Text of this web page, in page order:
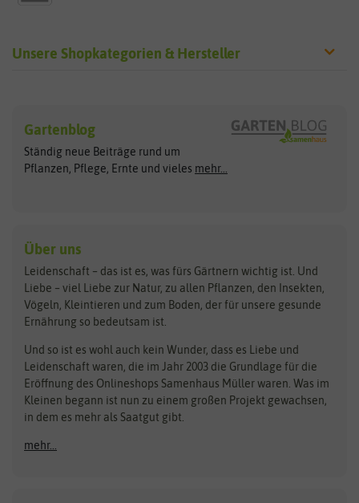
Unsere Shopkategorien & Hersteller
Exotische Samen
Gemüsesamen
Gründünger
Kräutersamen
Obstsamen
Pilzbrut
Rasensamen
Steckzwiebeln
Zimmer & Kübelpflanzen
Kataloge
Schnäppchen
Anzucht & Gartenzubehör
Anzuchtschalen
Arche Noah
ASB Greenworld
Benary
Bingenheimer Saatgut
Bionana
BIOWOL
Blumicorn
Bûten Birds
Clever Pots
COMPO
Dürr-Samen
Feldsaaten Freudenberger
Fertil
Flora Elite
Gartenblog
Ständig neue Beiträge rund um
Pflanzen, Pflege, Ernte und vieles mehr...
Über uns
Leidenschaft – das ist es, was fürs Gärtnern wichtig ist. Und
Liebe – viel Liebe zur Natur, zu allen Pflanzen, den Insekten,
Vögeln, Kleintieren und zum Boden, der für unsere gesunde
Ernährung so bedeutsam ist.
Und so ist es wohl auch kein Wunder, dass es Liebe und
Leidenschaft waren, die im Jahr 2003 die Grundlage für die
Eröffnung des Onlineshops Samenhaus Müller waren. Was im
Kleinen begann ist nun zu einem großen Projekt gewachsen,
in dem es mehr als Saatgut gibt.
mehr...